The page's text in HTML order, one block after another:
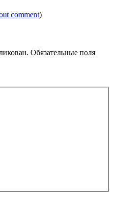
comment)
Обязательные поля